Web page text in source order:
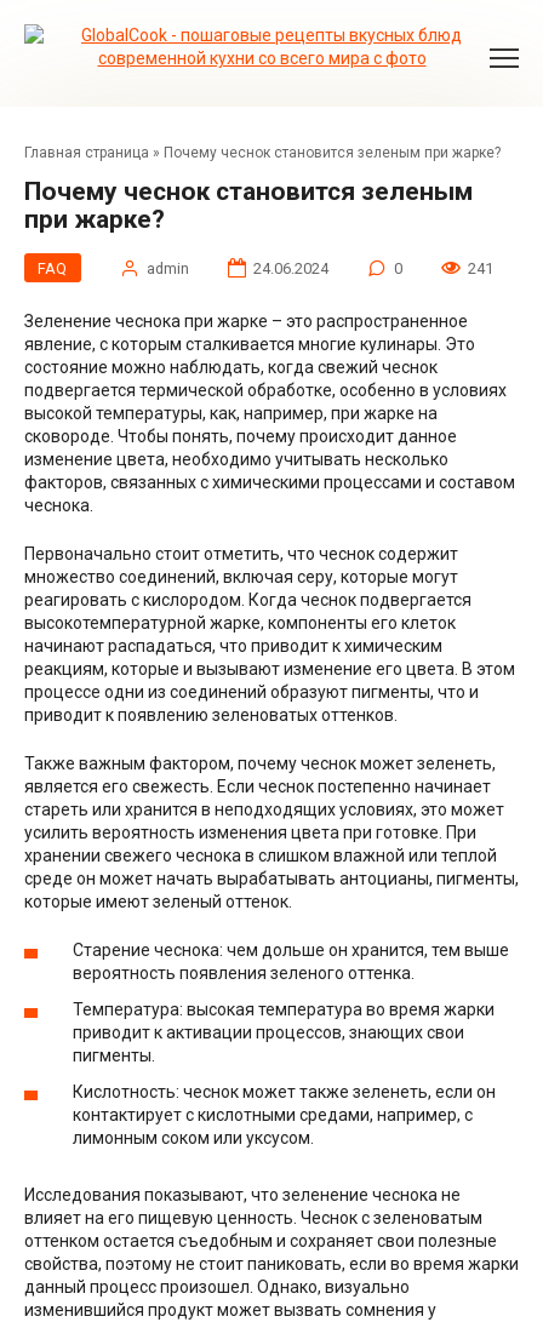
Главная страница » Почему чеснок становится зеленым при жарке?
Почему чеснок становится зеленым
при жарке?
FAQ admin 24.06.2024 0 241
Зеленение чеснока при жарке – это распространенное
явление, с которым сталкивается многие кулинары. Это
состояние можно наблюдать, когда свежий чеснок
подвергается термической обработке, особенно в условиях
высокой температуры, как, например, при жарке на
сковороде. Чтобы понять, почему происходит данное
изменение цвета, необходимо учитывать несколько
факторов, связанных с химическими процессами и составом
чеснока.
Первоначально стоит отметить, что чеснок содержит
множество соединений, включая серу, которые могут
реагировать с кислородом. Когда чеснок подвергается
высокотемпературной жарке, компоненты его клеток
начинают распадаться, что приводит к химическим
реакциям, которые и вызывают изменение его цвета. В этом
процессе одни из соединений образуют пигменты, что и
приводит к появлению зеленоватых оттенков.
Также важным фактором, почему чеснок может зеленеть,
является его свежесть. Если чеснок постепенно начинает
стареть или хранится в неподходящих условиях, это может
усилить вероятность изменения цвета при готовке. При
хранении свежего чеснока в слишком влажной или теплой
среде он может начать вырабатывать антоцианы, пигменты,
которые имеют зеленый оттенок.
Старение чеснока: чем дольше он хранится, тем выше
вероятность появления зеленого оттенка.
Температура: высокая температура во время жарки
приводит к активации процессов, знающих свои
пигменты.
Кислотность: чеснок может также зеленеть, если он
контактирует с кислотными средами, например, с
лимонным соком или уксусом.
Исследования показывают, что зеленение чеснока не
влияет на его пищевую ценность. Чеснок с зеленоватым
оттенком остается съедобным и сохраняет свои полезные
свойства, поэтому не стоит паниковать, если во время жарки
данный процесс произошел. Однако, визуально
изменившийся продукт может вызвать сомнения у